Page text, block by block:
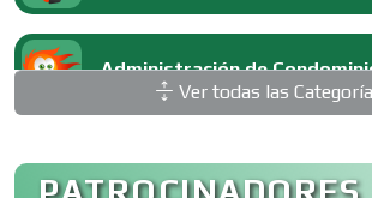
Administración de
Administración de Empresas
Ver todas las